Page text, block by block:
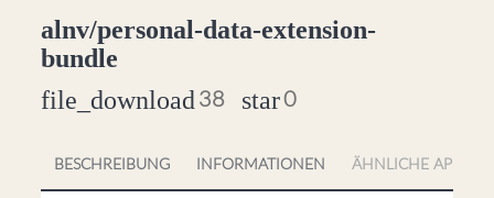
alnv/personal-data-extension-
bundle
file_download 38 star0
BESCHREIBUNG INFORMATIONEN ÄHNLICHE APPS